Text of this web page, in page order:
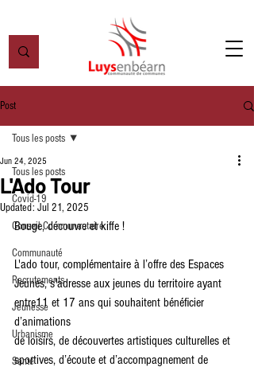
Post
Tous les posts
Covid-19
Conseil Communautaire
Communauté
Recrutements
Jeunesse
Urbanisme
Santé
Tous les posts
L'Ado Tour
Jun 24, 2025
Updated: Jul 21, 2025
Bouge, découvre et kiffe !
L'ado tour, complémentaire à l’offre des Espaces
Jeunes, s'adresse aux jeunes du territoire ayant
entre11 et 17 ans qui souhaitent bénéficier
d’animations
de loisirs, de découvertes artistiques culturelles et
sportives, d’écoute et d’accompagnement de